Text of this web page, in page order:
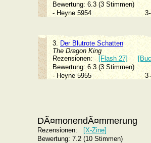
Bewertung: 6.3 (3 Stimmen)
- Heyne 5954
3. Der Blutrote Schatten
The Dragon King
Rezensionen:[Flash 27]
Bewertung: 6.3 (3 Stimmen)
- Heyne 5955
DÃ¤monendÃ¤mmerung
Rezensionen:
[X-Zine]
Bewertung: 7.2 (10 Stimmen)